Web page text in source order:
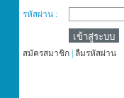
รหัสผ่าน :
สมัครสมาชิก ลืมรหัสผ่าน